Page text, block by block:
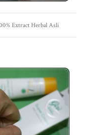
Extract Herbal Asli